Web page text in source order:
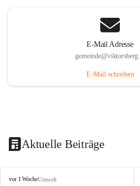
E-Mail Adresse
E-Mail schreiben
Aktuelle Beiträge
V
vor 1 WocheUmwelt